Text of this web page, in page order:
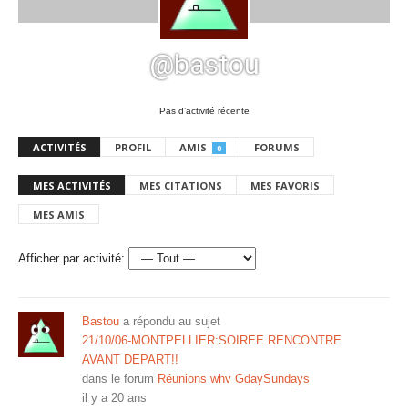
@bastou
Pas d’activité récente
ACTIVITÉS PROFIL AMIS 0 FORUMS
MES ACTIVITÉS MES CITATIONS MES FAVORIS
MES AMIS
Afficher par activité:
Bastou a répondu au sujet
21/10/06-MONTPELLIER:SOIREE RENCONTRE
AVANT DEPART!!
dans le forum Réunions whv GdaySundays
il y a 20 ans